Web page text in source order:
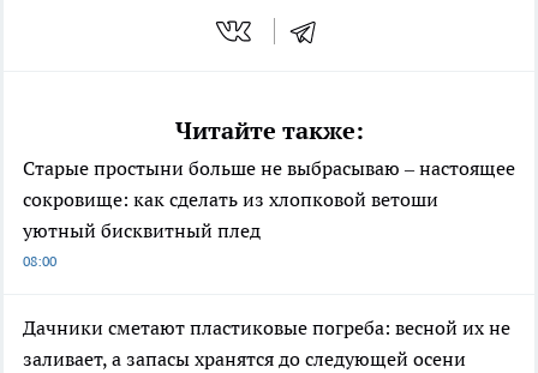
Читайте также:
Старые простыни больше не выбрасываю – настоящее
сокровище: как сделать из хлопковой ветоши
уютный бисквитный плед
08:00
Дачники сметают пластиковые погреба: весной их не
заливает, а запасы хранятся до следующей осени